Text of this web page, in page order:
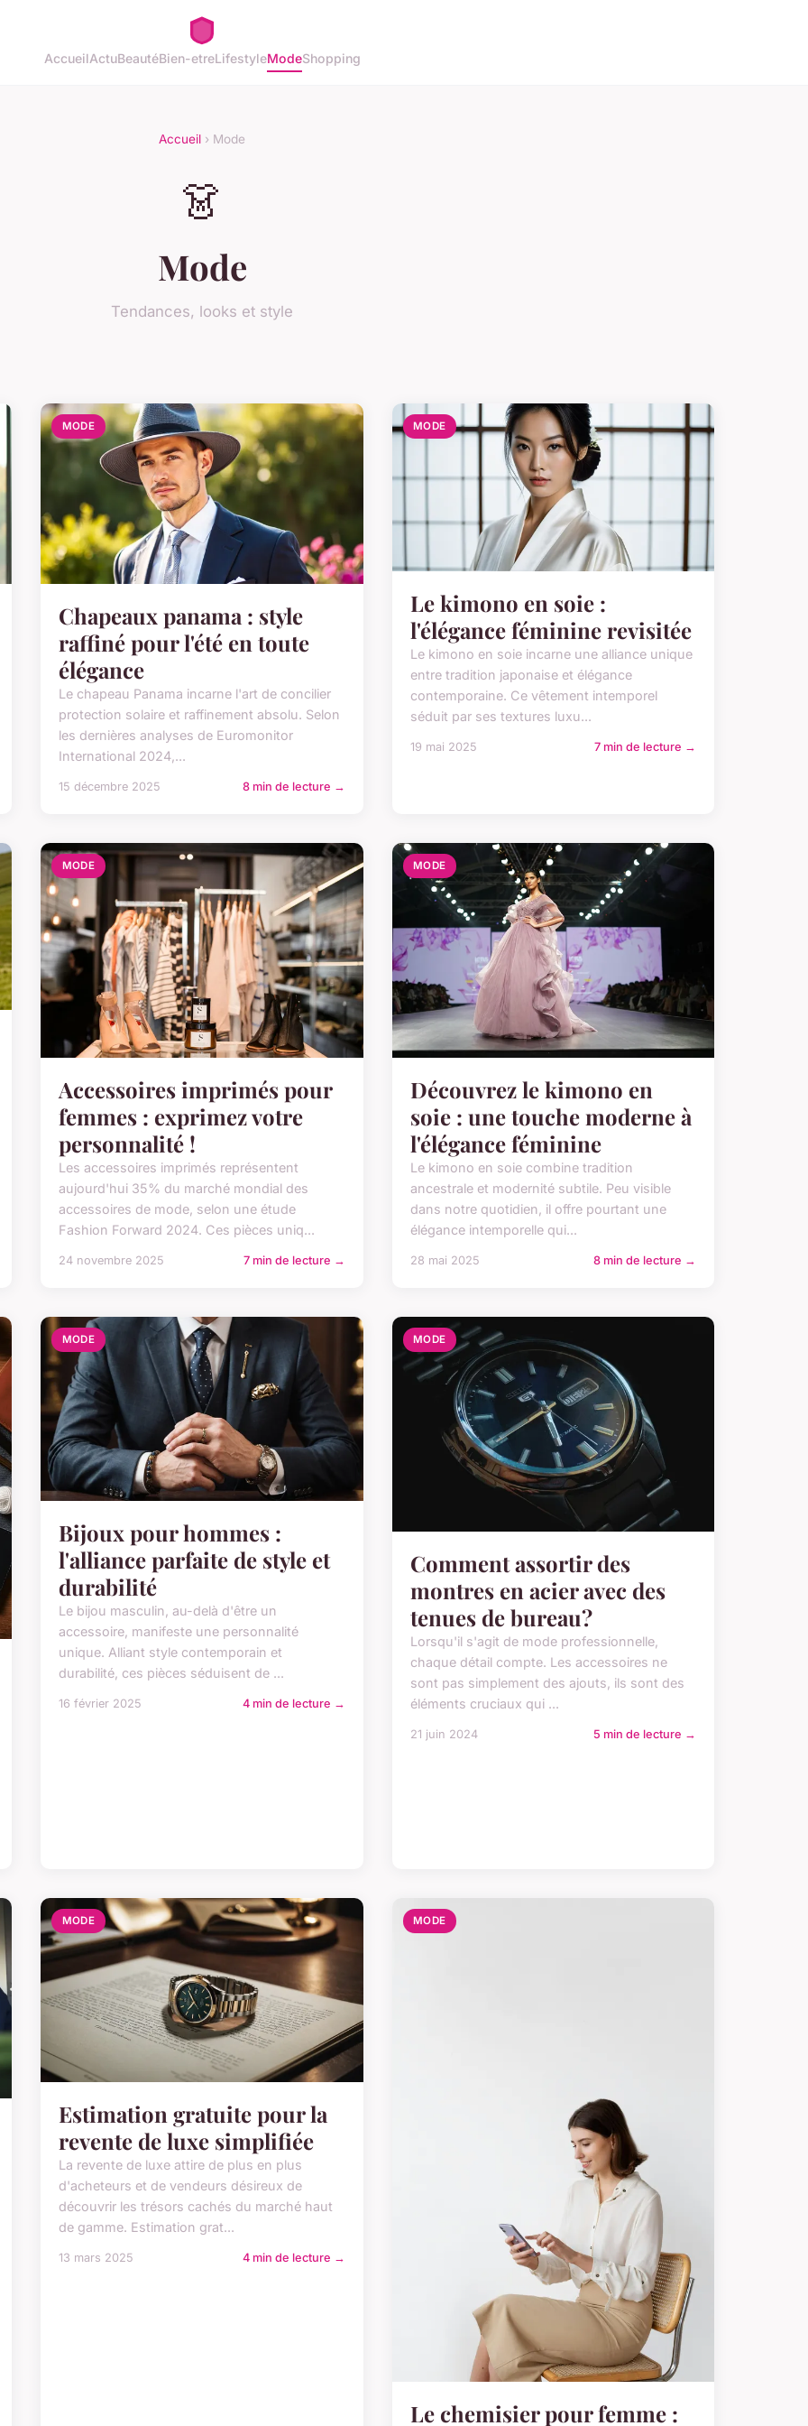
AccueilActuBeautéBien-etreLifestyleModeShopping
Accueil › Mode
👗
Mode
Tendances, looks et style
MODE
Chapeaux panama : style
raffiné pour l'été en toute
élégance
Le chapeau Panama incarne l'art de concilier
protection solaire et raffinement absolu. Selon
les dernières analyses de Euromonitor
International 2024,...
15 décembre 2025 8 min de lecture →
MODE
Le kimono en soie :
l'élégance féminine revisitée
Le kimono en soie incarne une alliance unique
entre tradition japonaise et élégance
contemporaine. Ce vêtement intemporel
séduit par ses textures luxu...
19 mai 2025 7 min de lecture →
MODE
Accessoires imprimés pour
femmes : exprimez votre
personnalité !
Les accessoires imprimés représentent
aujourd'hui 35% du marché mondial des
accessoires de mode, selon une étude
Fashion Forward 2024. Ces pièces uniq...
24 novembre 2025 7 min de lecture →
MODE
Découvrez le kimono en
soie : une touche moderne à
l'élégance féminine
Le kimono en soie combine tradition
ancestrale et modernité subtile. Peu visible
dans notre quotidien, il offre pourtant une
élégance intemporelle qui...
28 mai 2025 8 min de lecture →
MODE
Bijoux pour hommes :
l'alliance parfaite de style et
durabilité
Le bijou masculin, au-delà d'être un
accessoire, manifeste une personnalité
unique. Alliant style contemporain et
durabilité, ces pièces séduisent de ...
16 février 2025 4 min de lecture →
MODE
Comment assortir des
montres en acier avec des
tenues de bureau?
Lorsqu'il s'agit de mode professionnelle,
chaque détail compte. Les accessoires ne
sont pas simplement des ajouts, ils sont des
éléments cruciaux qui ...
21 juin 2024 5 min de lecture →
MODE
Estimation gratuite pour la
revente de luxe simplifiée
La revente de luxe attire de plus en plus
d'acheteurs et de vendeurs désireux de
découvrir les trésors cachés du marché haut
de gamme. Estimation grat...
13 mars 2025 4 min de lecture →
MODE
Le chemisier pour femme :